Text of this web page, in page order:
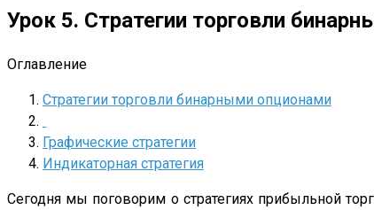
Урок 5. Стратегии торговли
Оглавление
Стратегии торговли бинарными опционами
Графические стратегии
Индикаторная стратегия
Сегодня мы поговорим о стратегиях прибыльной